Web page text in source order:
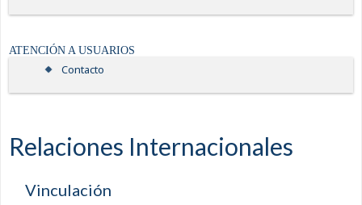
ATENCIÓN A USUARIOS
Contacto
Relaciones Internacionales
Vinculación